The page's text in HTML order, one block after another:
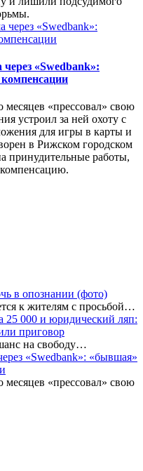
«Swedbank»:
«прессовал» свою
устроил за ней охоту с
для игры в карты и
в Рижском городском
принудительные работы,
в опознании (фото)
к жителям с просьбой…
25 000 и юридический ляп:
приговор
на свободу…
«Swedbank»: «бывшая»
«прессовал» свою